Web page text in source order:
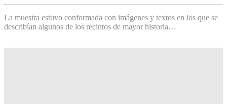
La muestra estuvo conformada con imágenes y textos en los que se
describían algunos de los recintos de mayor historia…